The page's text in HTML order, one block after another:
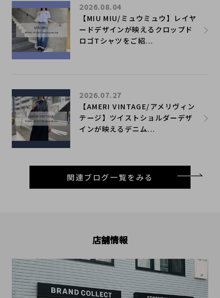
【MIU MIU/ミュウミュウ】レイヤ
ードデザインが映えるクロップド
ロゴTシャツをご紹...
2026.08.04
【AMERI VINTAGE/アメリヴィン
テージ】ツイストショルダーデザ
インが映えるデニム...
2026.07.27
関連ブログ一覧をみる
店舗情報